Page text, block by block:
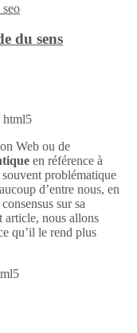
du sens
Web ou de
en référence à
problématique
d’entre nous, en
sur sa
article, nous allons
qu’il le rend plus